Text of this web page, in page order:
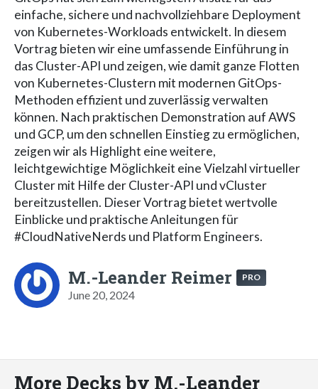
einfache, sichere und nachvollziehbare Deployment
von Kubernetes-Workloads entwickelt. In diesem
Vortrag bieten wir eine umfassende Einführung in
das Cluster-API und zeigen, wie damit ganze Flotten
von Kubernetes-Clustern mit modernen GitOps-
Methoden effizient und zuverlässig verwalten
können. Nach praktischen Demonstration auf AWS
und GCP, um den schnellen Einstieg zu ermöglichen,
zeigen wir als Highlight eine weitere,
leichtgewichtige Möglichkeit eine Vielzahl virtueller
Cluster mit Hilfe der Cluster-API und vCluster
bereitzustellen. Dieser Vortrag bietet wertvolle
Einblicke und praktische Anleitungen für
#CloudNativeNerds und Platform Engineers.
M.-Leander Reimer PRO
June 20, 2024
More Decks by M.-Leander